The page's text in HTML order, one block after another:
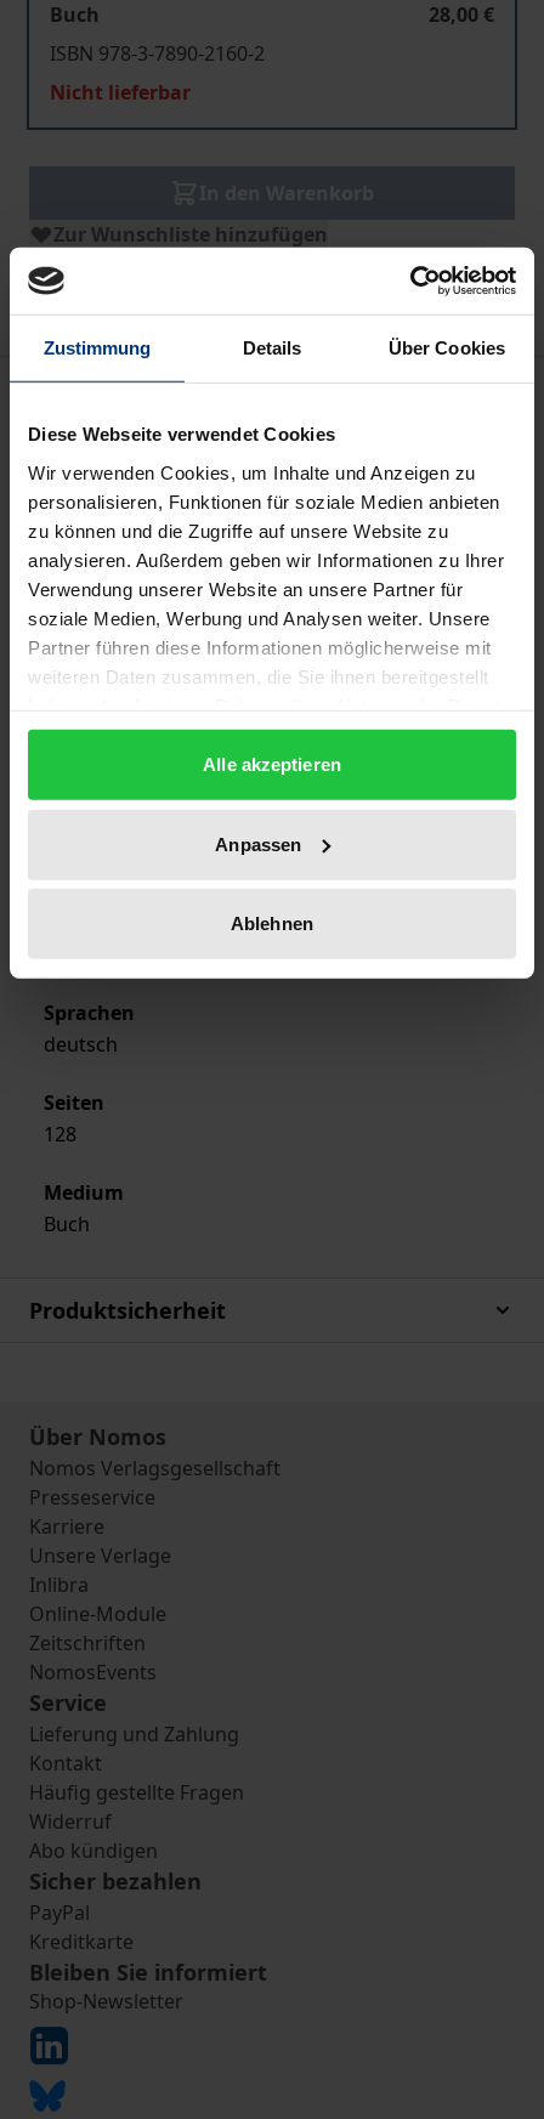
Zustimmung Details Über Cookies
Diese Webseite verwendet Cookies
Wir verwenden Cookies, um Inhalte und Anzeigen zu
personalisieren, Funktionen für soziale Medien anbieten
zu können und die Zugriffe auf unsere Website zu
analysieren. Außerdem geben wir Informationen zu Ihrer
Verwendung unserer Website an unsere Partner für
soziale Medien, Werbung und Analysen weiter. Unsere
Partner führen diese Informationen möglicherweise mit
weiteren Daten zusammen, die Sie ihnen bereitgestellt
gesammelt haben.
Alle akzeptieren
Anpassen
Ablehnen
Buch
28,00 €
ISBN 978-3-7890-2160-2
Nicht lieferbar
In den Warenkorb
Zur Wunschliste hinzufügen
Hinweise zu Versandkosten
Bibliografische Angaben
Auflage
1
ISBN
978-3-7890-2160-2
Erscheinungsdatum
28.02.1991
Softcover
Sprachen
deutsch
Seiten
128
Medium
Buch
Produktsicherheit
Über Nomos
Nomos Verlagsgesellschaft
Presseservice
Karriere
Unsere Verlage
Inlibra
Online-Module
Zeitschriften
NomosEvents
Service
Lieferung und Zahlung
Kontakt
Häufig gestellte Fragen
Widerruf
Abo kündigen
Sicher bezahlen
PayPal
Kreditkarte
Bleiben Sie informiert
Shop-Newsletter